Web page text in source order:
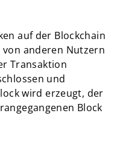
auf der Blockchain
anderen Nutzern
Transaktion
und
wird erzeugt, der
Block